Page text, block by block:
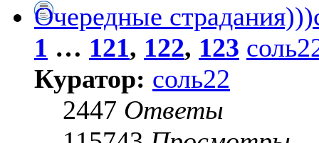
Очередные
1 … 121, 122, 123
Куратор: соль22
2447 Ответы